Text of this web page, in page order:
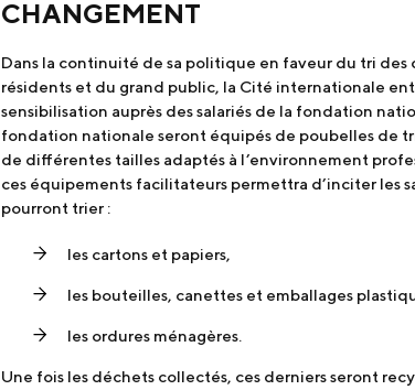
CHANGEMENT
Dans la continuité de sa politique en faveur du tri des
résidents et du grand public, la Cité internationale
sensibilisation auprès des salariés de la fondation
fondation nationale seront équipés de poubelles de
de différentes tailles adaptés à l’environnement
ces équipements facilitateurs permettra d’inciter les
pourront trier :
les cartons et papiers,
les bouteilles, canettes et emballages
les ordures ménagères.
Une fois les déchets collectés, ces derniers seront